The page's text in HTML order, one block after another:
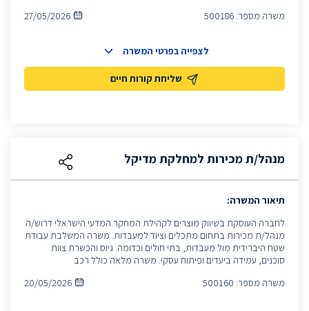
משרה מספר: 500186
27/05/2026
שליחת קורות חיים
לצפייה בפרטי המשרה
מנהל/ת מכירות למחלקת מדיקל
תיאור המשרה:
לחברה העוסקת בשיווק מוצרים לקהילת המחקר המדעי הישראלי דרוש/ה
מנהל/ת מכירות בתחום מתכלים וציוד למעבדות. משרה המשלבת עבודת
שטח היברידית מול מעבדות, בתי חולים וכדומה. גיוס והכשרת צוות
סוכנים, עמידה ביעדים ופיתוח עסקי. משרה מלאה כולל רכב
משרה מספר: 500160
20/05/2026